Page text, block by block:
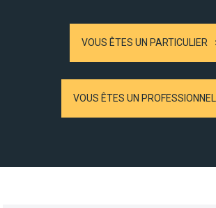
VOUS ÊTES UN PARTICULIER
VOUS ÊTES UN PROFESSIONNEL